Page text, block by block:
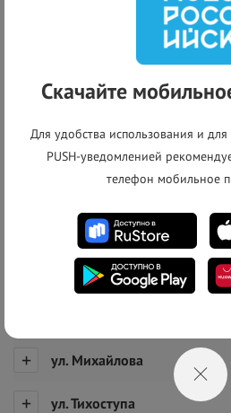
Список адресов
г. Новороссийск
ул. Михайлова
ул. Тихоступа
Скачайте
Для удобства использования и
PUSH-уведомленией
телефон мобильное